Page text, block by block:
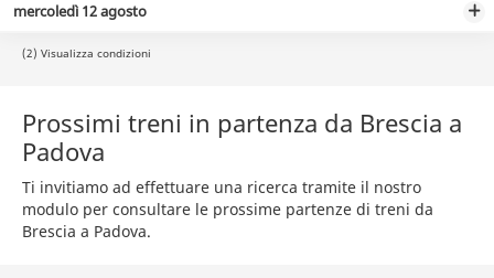
mercoledì 12 agosto
(2) Visualizza condizioni
Prossimi treni in partenza da Brescia a
Padova
Ti invitiamo ad effettuare una ricerca tramite il nostro
modulo per consultare le prossime partenze di treni da
Brescia a Padova.